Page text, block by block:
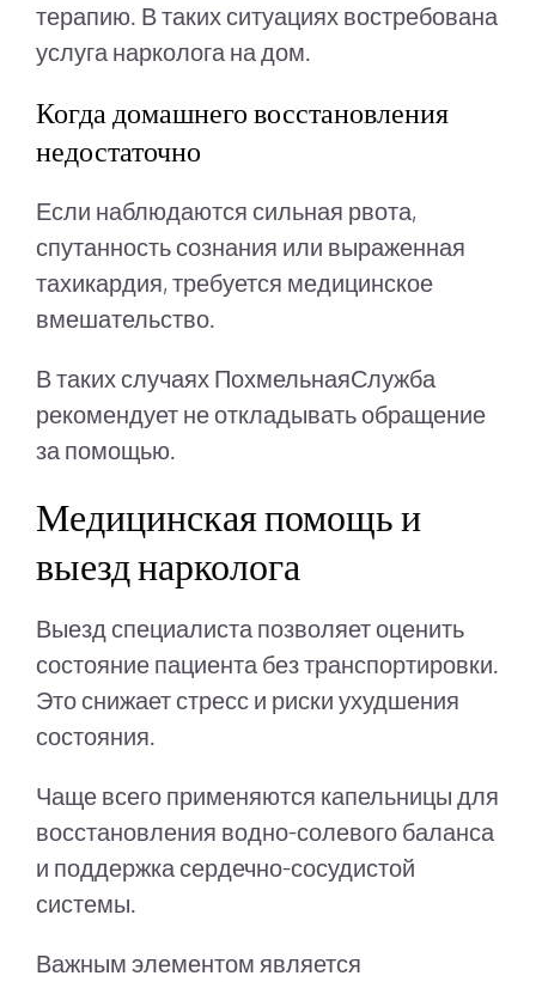
терапию. В таких ситуациях востребована
услуга нарколога на дом.
Когда домашнего восстановления
недостаточно
Если наблюдаются сильная рвота,
спутанность сознания или выраженная
тахикардия, требуется медицинское
вмешательство.
В таких случаях ПохмельнаяСлужба
рекомендует не откладывать обращение
за помощью.
Медицинская помощь и
выезд нарколога
Выезд специалиста позволяет оценить
состояние пациента без транспортировки.
Это снижает стресс и риски ухудшения
состояния.
Чаще всего применяются капельницы для
восстановления водно-солевого баланса
и поддержка сердечно-сосудистой
системы.
Важным элементом является